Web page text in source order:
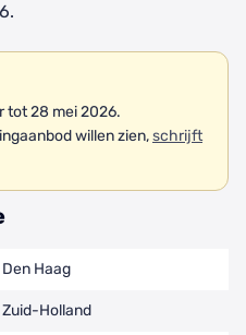
tot 28 mei 2026.
willen zien,schrijft
Den Haag
Zuid-Holland